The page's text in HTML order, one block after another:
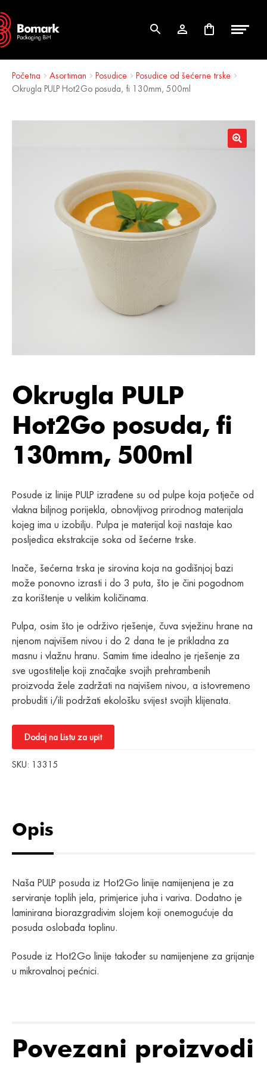
Skip
to
navigation
Skip
to
content
Početna Asortiman Posudice
Posudice od šećerne trske
Okrugla PULP Hot2Go posuda, fi 130mm, 500ml
Okrugla PULP
Hot2Go posuda, fi
130mm, 500ml
Posude iz linije PULP izrađene su od pulpe koja potječe od
vlakna biljnog porijekla, obnovljivog prirodnog materijala
kojeg ima u izobilju. Pulpa je materijal koji nastaje kao
posljedica ekstrakcije soka od šećerne trske.
Inače, šećerna trska je sirovina koja na godišnjoj bazi
može ponovno izrasti i do 3 puta, što je čini pogodnom
za korištenje u velikim količinama.
Pulpa, osim što je održivo rješenje, čuva svježinu hrane na
njenom najvišem nivou i do 2 dana te je prikladna za
masnu i vlažnu hranu. Samim time idealno je rješenje za
sve ugostitelje koji značajke svojih prehrambenih
proizvoda žele zadržati na najvišem nivou, a istovremeno
probuditi i/ili podržati ekološku svijest svojih klijenata.
Dodaj na Listu za upit
SKU: 13315
Opis
Naša PULP posuda iz Hot2Go linije namijenjena je za
serviranje toplih jela, primjerice juha i variva. Dodatno je
laminirana biorazgradivim slojem koji onemogućuje da
posuda oslobađa toplinu.
Posude iz Hot2Go linije također su namijenjene za grijanje
u mikrovalnoj pećnici.
Povezani proizvodi